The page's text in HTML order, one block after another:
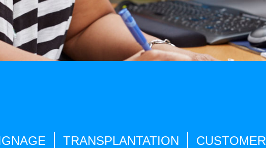
TRANSPLANTATION CUSTOMER